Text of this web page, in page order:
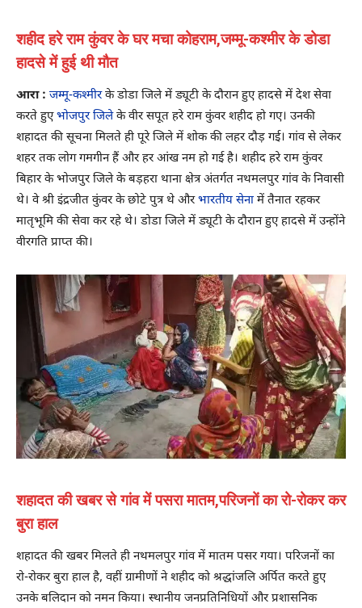
शहीद हरे राम कुंवर के घर मचा कोहराम,जम्मू-कश्मीर के डोडा
हादसे में हुई थी मौत
आरा : जम्मू-कश्मीरके डोडा जिले में ड्यूटी के दौरान हुए हादसे में देश सेवा
करते हुएभोजपुर जिलेके वीर सपूत हरे राम कुंवर शहीद हो गए। उनकी
शहादत की सूचना मिलते ही पूरे जिले में शोक की लहर दौड़ गई। गांव से लेकर
शहर तक लोग गमगीन हैं और हर आंख नम हो गई है। शहीद हरे राम कुंवर
बिहार के भोजपुर जिले के बड़हरा थाना क्षेत्र अंतर्गत नथमलपुर गांव के निवासी
थे। वे श्री इंद्रजीत कुंवर के छोटे पुत्र थे औरभारतीय सेनामें तैनात रहकर
मातृभूमि की सेवा कर रहे थे। डोडा जिले में ड्यूटी के दौरान हुए हादसे में उन्होंने
वीरगति प्राप्त की।
शहादत की खबर से गांव में पसरा मातम,परिजनों का रो-रोकर कर
बुरा हाल
शहादत की खबर मिलते ही नथमलपुर गांव में मातम पसर गया। परिजनों का
रो-रोकर बुरा हाल है, वहीं ग्रामीणों ने शहीद को श्रद्धांजलि अर्पित करते हुए
उनके बलिदान को नमन किया। स्थानीय जनप्रतिनिधियों और प्रशासनिक